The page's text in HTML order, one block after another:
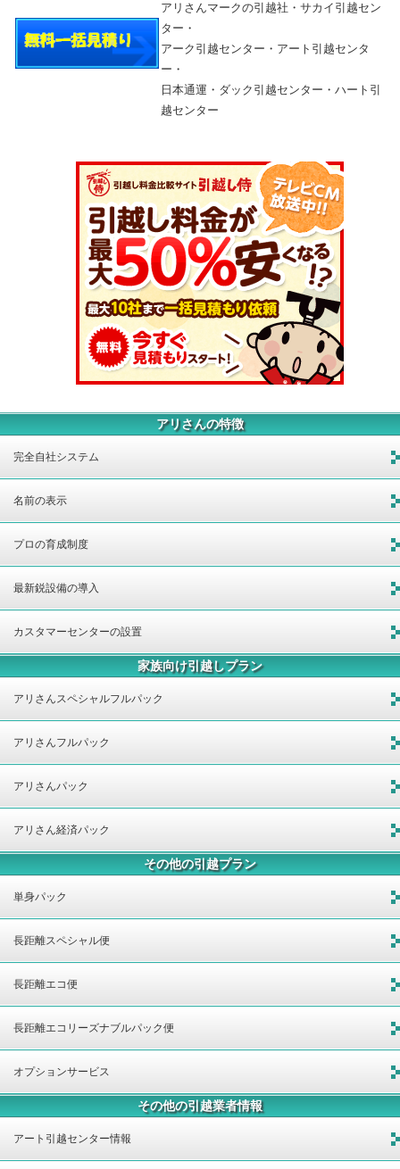
アリさんマークの引越社・サカイ引越セン
ター・
アーク引越センター・アート引越センタ
ー・
日本通運・ダック引越センター・ハート引
越センター
アリさんの特徴
完全自社システム
名前の表示
プロの育成制度
最新鋭設備の導入
カスタマーセンターの設置
家族向け引越しプラン
アリさんスペシャルフルパック
アリさんフルパック
アリさんパック
アリさん経済パック
その他の引越プラン
単身パック
長距離スペシャル便
長距離エコ便
長距離エコリーズナブルパック便
オプションサービス
その他の引越業者情報
アート引越センター情報